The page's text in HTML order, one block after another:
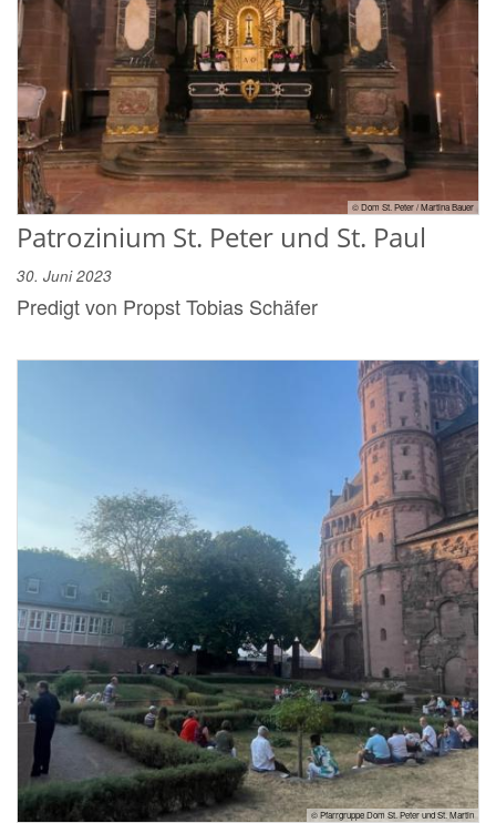
© Dom St. Peter / Martina Bauer
Patrozinium St. Peter und St. Paul
30. Juni 2023
Predigt von Propst Tobias Schäfer
© Pfarrgruppe Dom St. Peter und St. Martin